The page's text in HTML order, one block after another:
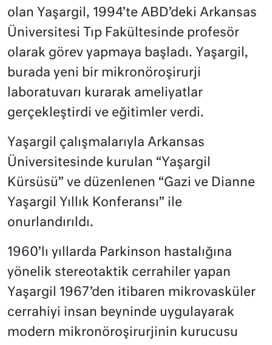
olan Yaşargil, 1994’te ABD’deki Arkansas
Üniversitesi Tıp Fakültesinde profesör
olarak görev yapmaya başladı. Yaşargil,
burada yeni bir mikronöroşirurji
laboratuvarı kurarak ameliyatlar
gerçekleştirdi ve eğitimler verdi.
Yaşargil çalışmalarıyla Arkansas
Üniversitesinde kurulan “Yaşargil
Kürsüsü” ve düzenlenen “Gazi ve Dianne
Yaşargil Yıllık Konferansı” ile
onurlandırıldı.
1960’lı yıllarda Parkinson hastalığına
yönelik stereotaktik cerrahiler yapan
Yaşargil 1967’den itibaren mikrovasküler
cerrahiyi insan beyninde uygulayarak
modern mikronöroşirurjinin kurucusu